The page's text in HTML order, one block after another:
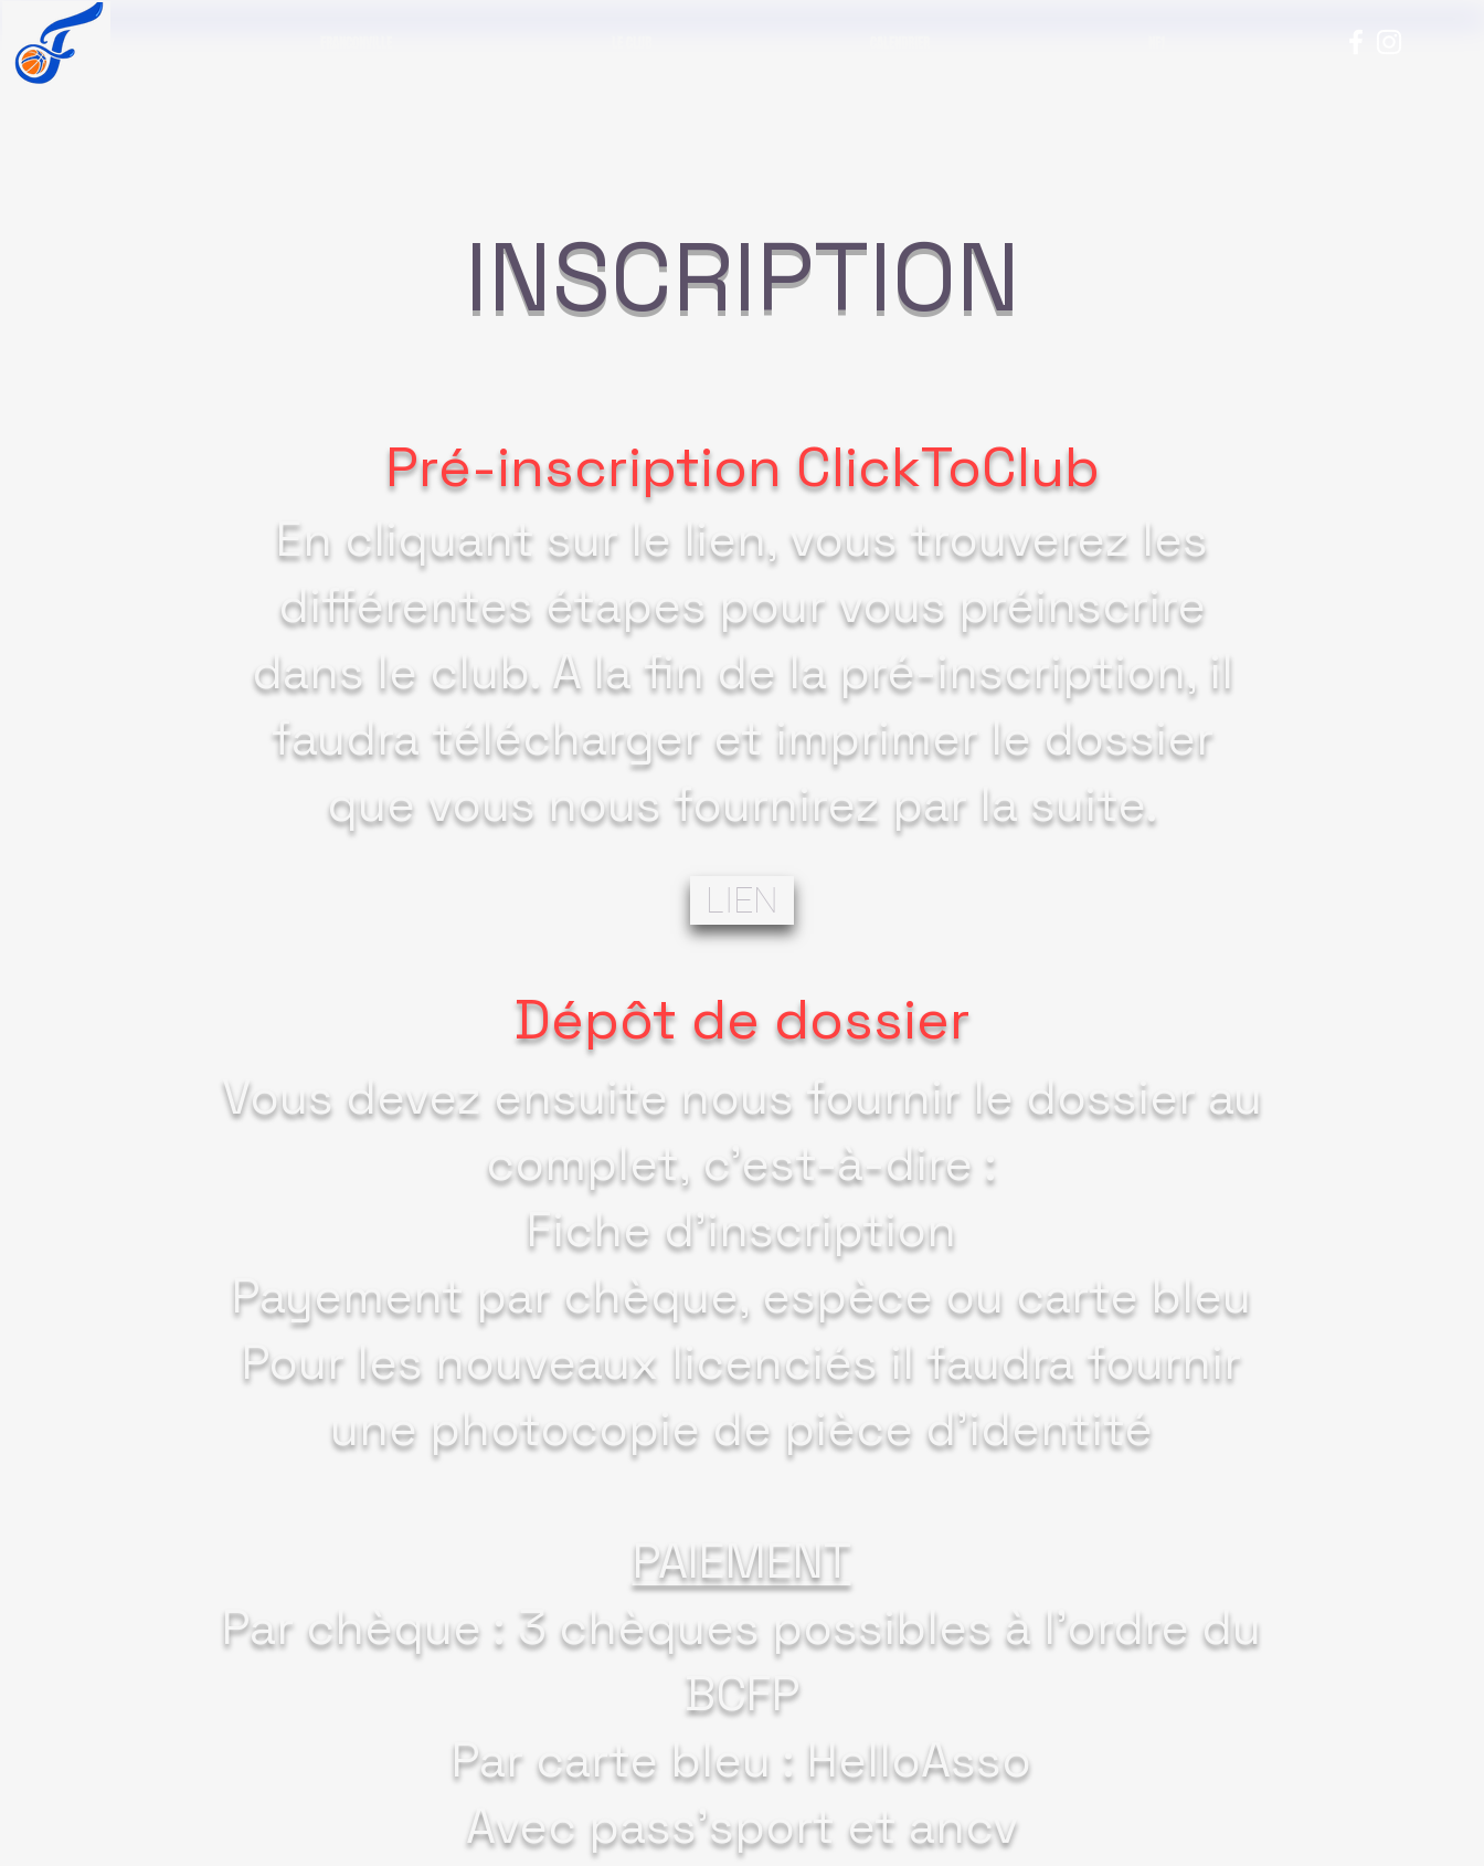
INSCRIPTION
Pré-inscription ClickToClub
En cliquant sur le lien, vous trouverez les
différentes étapes pour vous préinscrire
dans le club. A la fin de la pré-inscription, il
faudra télécharger et imprimer le dossier
que vous nous fournirez par la suite.
LIEN
Dépôt de dossier
Vous devez ensuite nous fournir le dossier au
complet, c'est-à-dire :
Fiche d'inscription
Payement par chèque, espèce ou carte bleu
Pour les nouveaux licenciés il faudra fournir
une photocopie de pièce d'identité
PAIEMENT
Par chèque : 3 chèques possibles à l'ordre du
BCFP
Par carte bleu : HelloAsso
Avec pass'sport et ancv